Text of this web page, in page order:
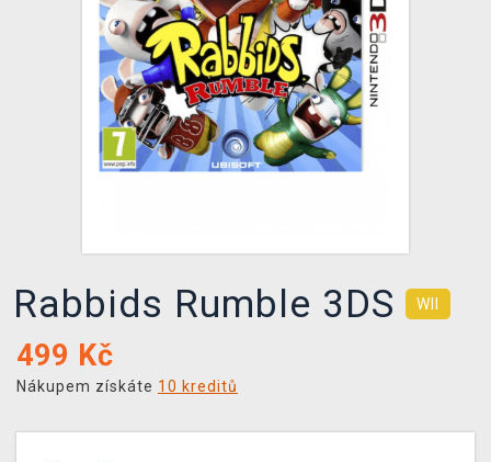
DOPRAVA
XZONE KLUB
TCG & BOARDGAME HUB
Rabbids Rumble 3DS WII
499 Kč
Nákupem získáte 10 kreditů